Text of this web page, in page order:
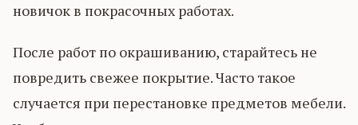
новичок в покрасочных работах.
После работ по окрашиванию, старайтесь не
повредить свежее покрытие. Часто такое
случается при перестановке предметов мебели.